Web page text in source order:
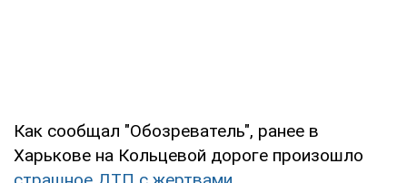
Как сообщал "Обозреватель", ранее в
Харькове на Кольцевой дороге произошло